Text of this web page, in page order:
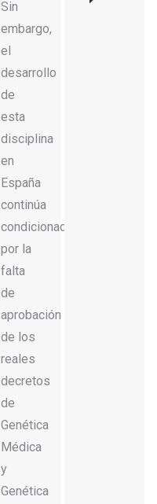
Sin
embargo,
el
desarrollo
de
esta
disciplina
en
España
continúa
condicionado
por la
falta
de
aprobación
de los
reales
decretos
de
Genética
Médica
y
Genética